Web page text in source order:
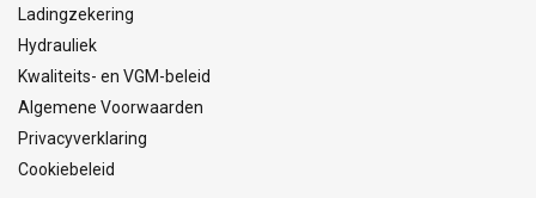
Ladingzekering
Hydrauliek
Kwaliteits- en VGM-beleid
Algemene Voorwaarden
Privacyverklaring
Cookiebeleid